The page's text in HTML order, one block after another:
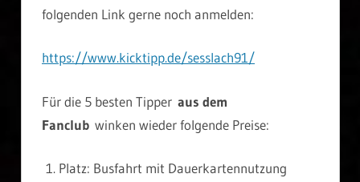
folgenden Link gerne noch anmelden:
https://www.kicktipp.de/sesslach91/
Für die 5 besten Tipper aus dem
Fanclub winken wieder folgende Preise:
Platz: Busfahrt mit Dauerkartennutzung